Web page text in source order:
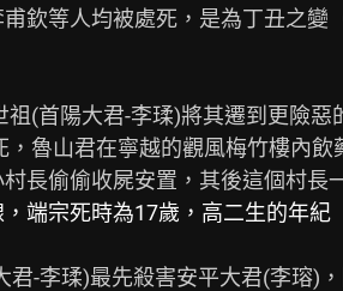
欽等人均被處死，是為丁丑之變
(首陽大君-李瑈)將其遷到更險惡
魯山君在寧越的觀風梅竹樓內飲
長偷偷收屍安置，其後這個村長
端宗死時為17歲，高二生的年紀
君-李瑈)最先殺害安平大君(李瑢)